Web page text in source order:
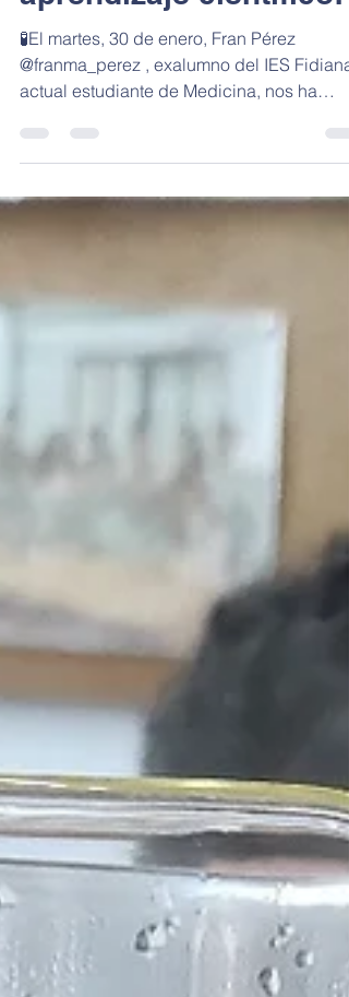
circularidad del
aprendizaje científico!
@franma_perez , exalumno del IES Fidiana
actual estudiante de Medicina, nos ha